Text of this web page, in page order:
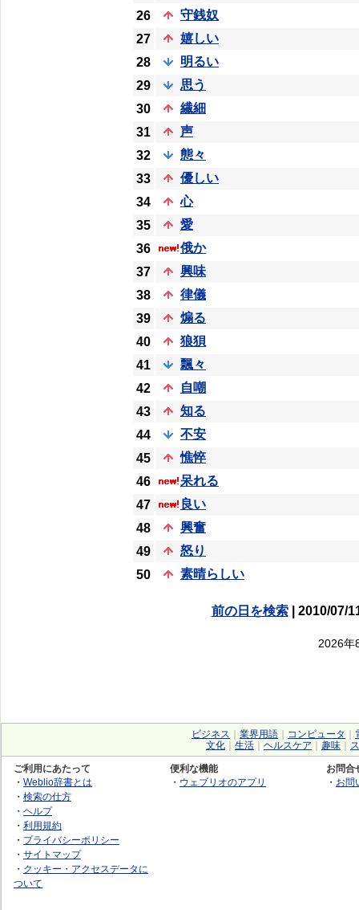
26
守銭奴
27
嬉しい
28
明るい
29
思う
30
繊細
31
声
32
態々
33
優しい
34
心
35
愛
36
俄か
37
興味
38
律儀
39
煽る
40
狼狽
41
飄々
42
自嘲
43
知る
44
不安
45
憔悴
46
呆れる
47
良い
48
興奮
49
怒り
50
素晴らしい
前の日を検索| 2010/07/
2026年
ビジネス 業界用語 コンピュータ
文化
生活 ヘルスケア 趣味
ご利用にあたって
・ Weblio辞書とは
・ 検索の仕方
・ ヘルプ
・ 利用規約
・ プライバシーポリシー
・ サイトマップ
・ クッキー・アクセスデータに
ついて
便利な機能
・ ウェブリオのアプリ
お問合
・ お問